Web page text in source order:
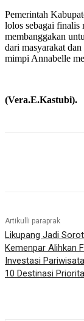
Pemerintah
lolos sebagai finalis
membanggakan
dari masyarakat
mimpi Annabelle
(Vera.E.Kastubi).
Artikulli paraprak
Likupang Jadi
Kemenpar Alihkan
Investasi
10 Destinasi